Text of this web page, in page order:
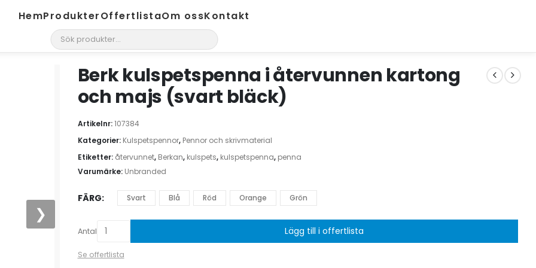
HemProdukterOffertlistaOm ossKontakt
❯
Berk kulspetspenna i återvunnen kartong
och majs (svart bläck)
Artikelnr:107384
Kategorier: Kulspetspennor, Pennor och skrivmaterial
Etiketter: återvunnet, Berkan, kulspets, kulspetspenna, penna
Varumärke: Unbranded
FÄRG Svart Blå Röd Orange Grön
Antal Lägg till i offertlista
Se offertlista